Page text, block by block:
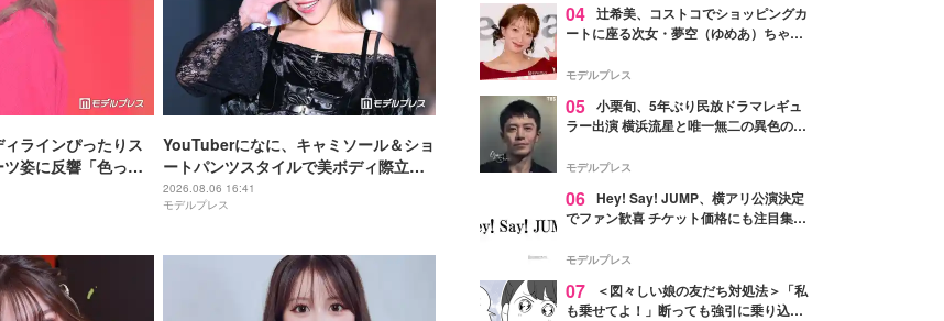
ラインぴったりス
姿に反響「色っぽ
女神」の声
YouTuberになに、キャミソール＆ショ
ートパンツスタイルで美ボディ際立つ
「脚綺麗で羨ましい」「肩ライン美し
すぎ」
2026.08.06 16:41
モデルプレス
04 辻希美、コストコでショッピングカ
ートに座る次女・夢空（ゆめあ）ちゃん
ぎ」「成長を感じる」の声
モデルプレス
05 小栗旬、5年ぶり民放ドラマレギュ
ラー出演 横浜流星と唯一無二の異色のバ
モデルプレス
06 Hey! Say! JUMP、横アリ公演決定
でファン歓喜 チケット価格にも注目集ま
モデルプレス
07
＜図々しい娘の友だち対処法＞「私
も乗せてよ！」断っても強引に乗り込ん